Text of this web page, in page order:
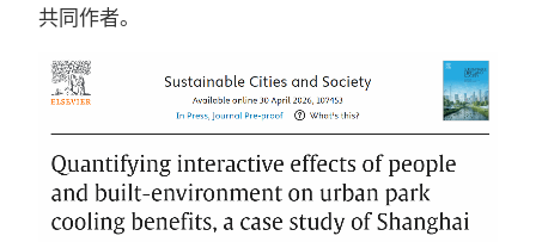
共同作者。